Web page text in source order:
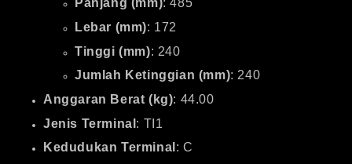
Panjang (mm): 485
Lebar (mm): 172
Tinggi (mm): 240
Jumlah Ketinggian (mm): 240
Anggaran Berat (kg): 44.00
Jenis Terminal : TI1
Kedudukan Terminal : C